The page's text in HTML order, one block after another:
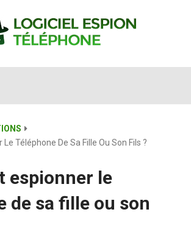
Téléphone De Sa Fille Ou Son Fils ?
espionner le
de sa fille ou son